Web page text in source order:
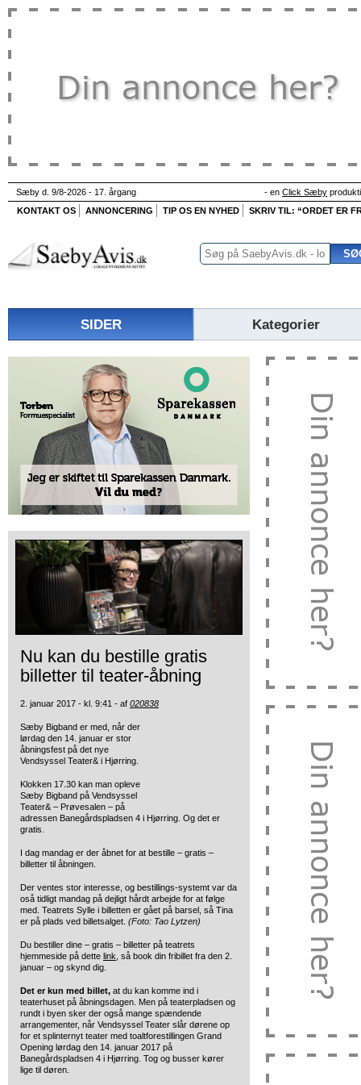
Sæby d. 9/8-2026 - 17. årgang - en Click Sæby
KONTAKT OS
ANNONCERING TIP OS EN NYHED SKRIV TIL: “ORDET ER
SIDER Kategorier
Nu kan du bestille gratis
billetter til teater-åbning
2. januar 2017 - kl. 9:41 - af 020838
Sæby Bigband er med, når der
lørdag den 14. januar er stor
åbningsfest på det nye
Vendsyssel Teater& i Hjørring.
Klokken 17.30 kan man opleve
Sæby Bigband på Vendsyssel
Teater& – Prøvesalen – på
adressen Banegårdspladsen 4 i Hjørring. Og det er
gratis.
I dag mandag er der åbnet for at bestille – gratis –
billetter til åbningen.
Der ventes stor interesse, og bestillings-systemt var da
oså tidligt mandag på dejligt hårdt arbejde for at følge
med. Teatrets Sylle i billetten er gået på barsel, så Tina
er på plads ved billetsalget. (Foto: Tao Lytzen)
Du bestiller dine – gratis – billetter på teatrets
hjemmeside på dette link , så book din fribillet fra den 2.
januar – og skynd dig.
Det er kun med billet, at du kan komme ind i
teaterhuset på åbningsdagen. Men på teaterpladsen og
rundt i byen sker der også mange spændende
arrangementer, når Vendsyssel Teater slår dørene op
for et splinternyt teater med toaltforestillingen Grand
Opening lørdag den 14. januar 2017 på
Banegårdspladsen 4 i Hjørring. Tog og busser kører
lige til døren.